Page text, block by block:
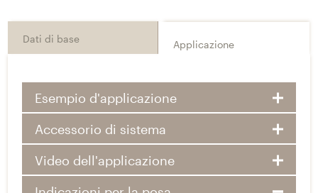
Dati di base Applicazione
Esempio d'applicazione
Accessorio di sistema
Video dell'applicazione